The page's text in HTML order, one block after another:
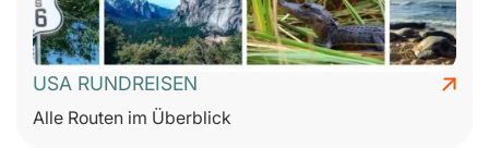
USA RUNDREISEN
Alle Routen im Überblick